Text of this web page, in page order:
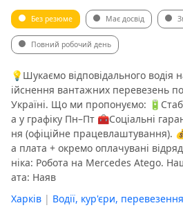
Без резюме Має досвід
Повний робочий день
💡​Шукаємо відповідального водія
ійснення вантажних перевезень по
Україні. ​Що ми пропонуємо:
а у графіку Пн–Пт 🧰​Соціальні
ня (офіційне працевлаштування).
а плата + окремо оплачувані
ніка: Робота на Mercedes Atego.
ата: ️​Наяв
Харків | Водії, кур'єри,